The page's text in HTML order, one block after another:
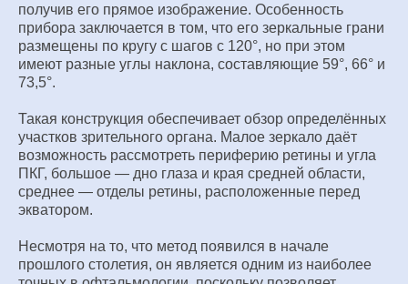
получив его прямое изображение. Особенность
прибора заключается в том, что его зеркальные грани
размещены по кругу с шагов с 120°, но при этом
имеют разные углы наклона, составляющие 59°, 66° и
73,5°.
Такая конструкция обеспечивает обзор определённых
участков зрительного органа. Малое зеркало даёт
возможность рассмотреть периферию ретины и угла
ПКГ, большое — дно глаза и края средней области,
среднее — отделы ретины, расположенные перед
экватором.
Несмотря на то, что метод появился в начале
прошлого столетия, он является одним из наиболее